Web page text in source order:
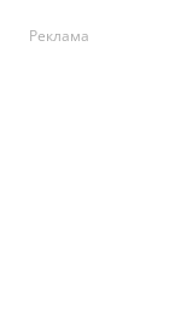
Реклама